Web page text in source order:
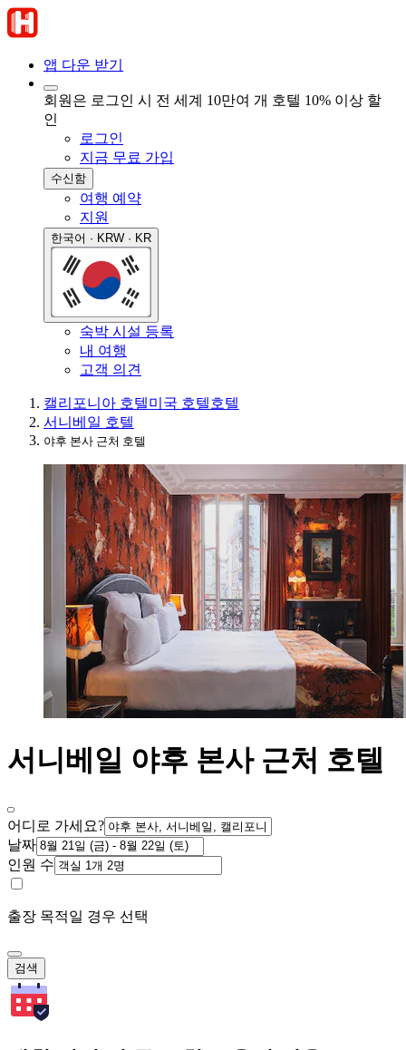
앱 다운 받기
회원은 로그인 시 전 세계 10만여 개 호텔 10% 이상 할
인
로그인
지금 무료 가입
수신함
여행 예약
지원
한국어 · KRW · KR
숙박 시설 등록
내 여행
고객 의견
캘리포니아 호텔미국 호텔호텔
서니베일 호텔
야후 본사 근처 호텔
서니베일 야후 본사 근처 호텔
어디로 가세요?
날짜
인원 수
출장 목적일 경우 선택
검색